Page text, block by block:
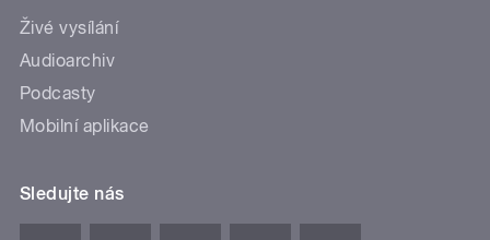
Živé vysílání
Audioarchiv
Podcasty
Mobilní aplikace
Sledujte nás